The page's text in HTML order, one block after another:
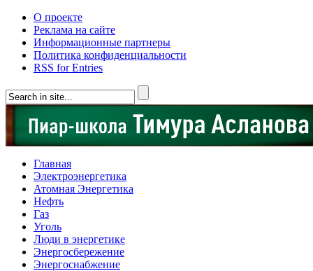
О проекте
Реклама на сайте
Информационные партнеры
Политика конфиденциальности
RSS for Entries
Главная
Электроэнергетика
Атомная Энергетика
Нефть
Газ
Уголь
Люди в энергетике
Энергосбережение
Энергоснабжение